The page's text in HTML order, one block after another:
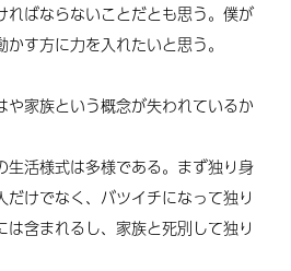
ばならないことだとも思う。僕が
す方に力を入れたいと思う。
家族という概念が失われているか
活様式は多様である。まず独り身
けでなく、バツイチになって独り
含まれるし、家族と死別して独り